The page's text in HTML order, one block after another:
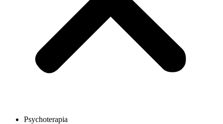
Psychoterapia